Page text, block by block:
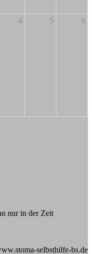
4 5 6
nur in der Zeit
selbsthilfe-bs.de